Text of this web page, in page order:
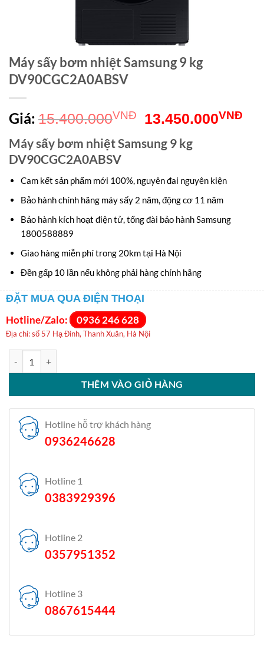
Máy sấy bơm nhiệt Samsung 9 kg
DV90CGC2A0ABSV
Giá: 15.400.000VNĐ
Giá
15.400.000VNĐ.
13.450.000VNĐGiá
Máy sấy bơm nhiệt Samsung 9 kg
DV90CGC2A0ABSV
Cam kết sản phẩm mới 100%, nguyên đai nguyên kiện
Bảo hành chính hãng máy sấy 2 năm, động cơ 11 năm
Bảo hành kích hoạt điện tử, tổng đài bảo hành Samsung
1800588889
Giao hàng miễn phí trong 20km tại Hà Nội
Đền gấp 10 lần nếu không phải hàng chính hãng
ĐẶT MUA QUA ĐIỆN THOẠI
Hotline/Zalo: 0936 246 628
Địa chỉ: số 57 Hạ Đình, Thanh Xuân, Hà Nội
THÊM VÀO GIỎ HÀNG
Hotline hỗ trợ khách hàng
0936246628
Hotline 1
0383929396
Hotline 2
0357951352
Hotline 3
0867615444